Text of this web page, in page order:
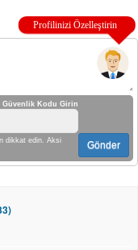
Güvenlik Kodu Girin
dikkat edin. Aksi
Gönder